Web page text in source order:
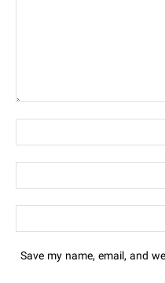
Save my name, email, and